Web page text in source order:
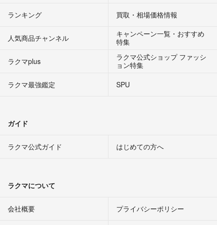
ランキング 買取・相場価格情報
人気商品チャンネル
キャンペーン一覧・おすすめ
特集
ラクマplus
ラクマ公式ショップ ファッシ
ョン特集
ラクマ最強鑑定
SPU
ガイド
ラクマ公式ガイド はじめての方へ
ラクマについて
会社概要 プライバシーポリシー